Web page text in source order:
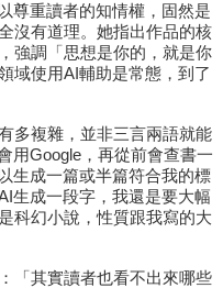
尊重讀者的知情權，固然是
沒有道理。她指出作品的核
強調「思想是你的，就是你
域使用AI輔助是常態，到了
多複雜，並非三言兩語就能
用Google，再從前會查書一
生成一篇或半篇符合我的標
生成一段字，我還是要大幅
科幻小說，性質跟我寫的大
「其實讀者也看不出來哪些